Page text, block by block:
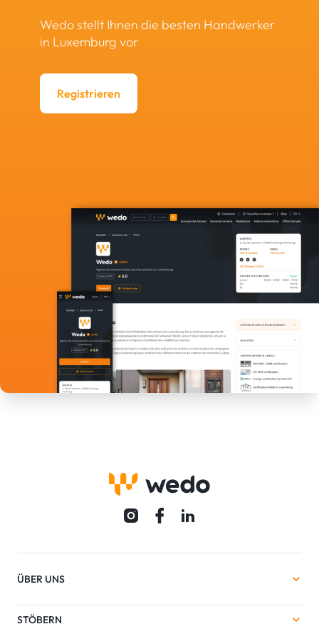
Wedo stellt Ihnen die besten Handwerker
in Luxemburg vor
Registrieren
ÜBER UNS
STÖBERN